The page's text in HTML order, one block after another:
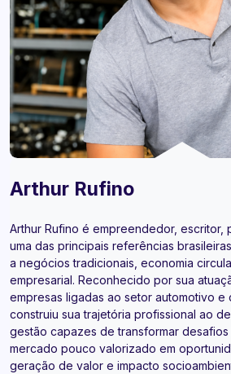
Arthur Rufino
Arthur Rufino é empreendedor, escritor,
uma das principais referências
a negócios tradicionais, economia
empresarial. Reconhecido por sua
empresas ligadas ao setor automotivo e
construiu sua trajetória profissional ao
gestão capazes de transformar desafios
mercado pouco valorizado em
geração de valor e impacto